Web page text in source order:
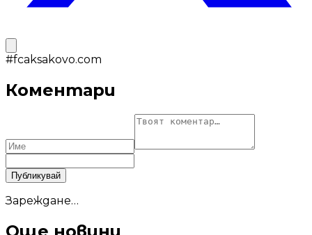
#fcaksakovo.com
Коментари
Публикувай
Зареждане…
Още новини